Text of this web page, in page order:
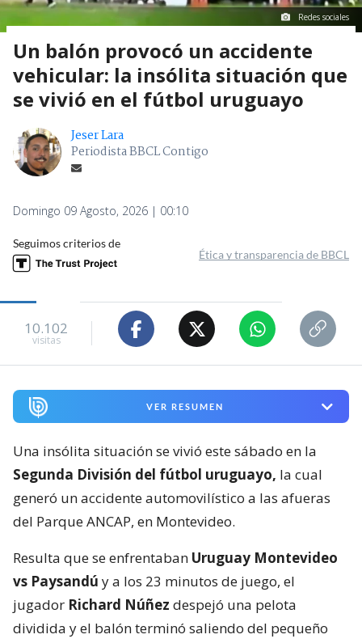
Redes sociales
Un balón provocó un accidente
vehicular: la insólita situación que
se vivió en el fútbol uruguayo
Jeser Lara
Periodista BBCL Contigo
Domingo 09 Agosto, 2026 | 00:10
Seguimos criterios de
Ética y transparencia de BBCL
10.102
visitas
VER RESUMEN
Una insólita situación se vivió este sábado en la
Segunda División del fútbol uruguayo, la cual
generó un accidente automovilístico a las afueras
del Parque ANCAP, en Montevideo.
Resulta que se enfrentaban Uruguay Montevideo
vs Paysandú y a los 23 minutos de juego, el
jugador Richard Núñez despejó una pelota
dividida y el balón terminó saliendo del pequeño